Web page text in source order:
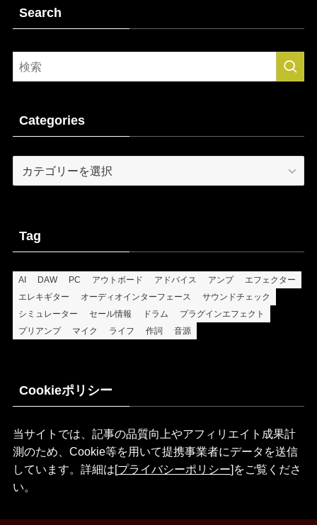
Search
Categories
Categories
Tag
AI DAW PC アウトボード アドバイス アンプ
エフェクター
エレキギター
オーディオインターフェース
サウンドチェック
シミュレーター
セール情報 ドラム
プラグインエフェクト
プリアンプ
マイク ライフ 作詞 音源
Cookieポリシー
当サイトでは、記事の品質向上やアフィリエイト成果計
測のため、Cookie等を用いて提携事業者にデータを送信
しています。詳細は[プライバシーポリシー]をご覧くださ
い。